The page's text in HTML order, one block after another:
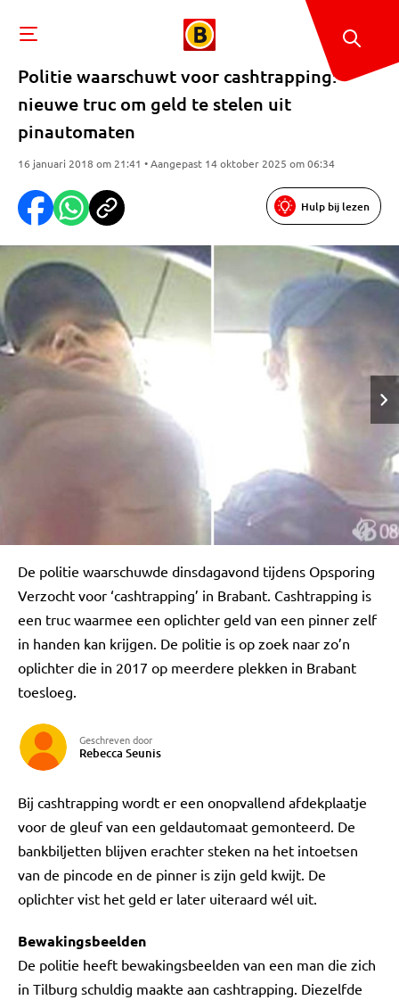
Politie waarschuwt voor cashtrapping:
nieuwe truc om geld te stelen uit
pinautomaten
16 januari 2018 om 21:41 • Aangepast 14 oktober 2025 om 06:34
Hulp bij lezen
De politie waarschuwde dinsdagavond tijdens Opsporing
Verzocht voor ‘cashtrapping’ in Brabant. Cashtrapping is
een truc waarmee een oplichter geld van een pinner zelf
in handen kan krijgen. De politie is op zoek naar zo’n
oplichter die in 2017 op meerdere plekken in Brabant
toesloeg.
Geschreven door
Rebecca Seunis
Bij cashtrapping wordt er een onopvallend afdekplaatje
voor de gleuf van een geldautomaat gemonteerd. De
bankbiljetten blijven erachter steken na het intoetsen
van de pincode en de pinner is zijn geld kwijt. De
oplichter vist het geld er later uiteraard wél uit.
Bewakingsbeelden
De politie heeft bewakingsbeelden van een man die zich
in Tilburg schuldig maakte aan cashtrapping. Diezelfde